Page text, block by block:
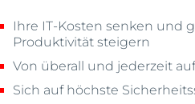
Ihre IT-Kosten senken und
Produktivität steigern
Von überall und jederzeit
Sich auf höchste